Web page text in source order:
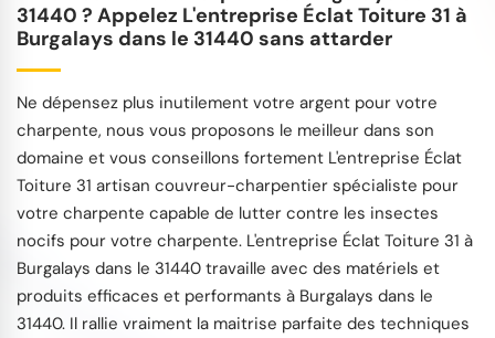
31440 ? Appelez L'entreprise Éclat Toiture 31 à
Burgalays dans le 31440 sans attarder
Ne dépensez plus inutilement votre argent pour votre
charpente, nous vous proposons le meilleur dans son
domaine et vous conseillons fortement L'entreprise Éclat
Toiture 31 artisan couvreur-charpentier spécialiste pour
votre charpente capable de lutter contre les insectes
nocifs pour votre charpente. L'entreprise Éclat Toiture 31 à
Burgalays dans le 31440 travaille avec des matériels et
produits efficaces et performants à Burgalays dans le
31440. Il rallie vraiment la maitrise parfaite des techniques